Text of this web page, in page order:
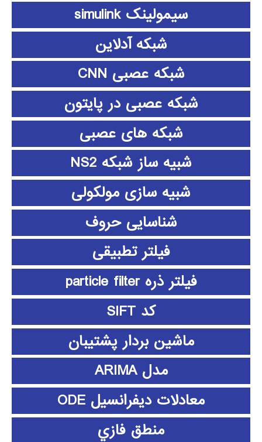
سیمولینک simulink
شبکه آدلاین
شبکه عصبی CNN
شبکه عصبی در پایتون
شبکه های عصبی
شبیه ساز شبکه NS2
شبیه سازی مولکولی
شناسایی حروف
فیلتر تطبیقی
فیلتر ذره particle filter
کد SIFT
ماشین بردار پشتیبان
مدل ARIMA
معادلات دیفرانسیل ODE
منطق فازي